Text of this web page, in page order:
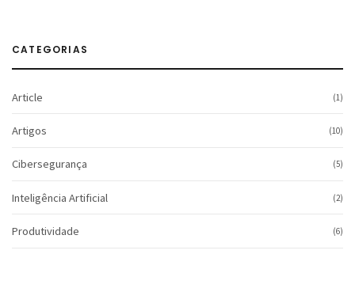
CATEGORIAS
Article (1)
Artigos (10)
Cibersegurança (5)
Inteligência Artificial (2)
Produtividade (6)